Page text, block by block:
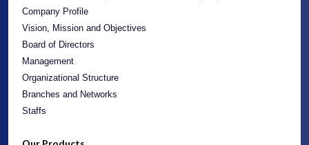
Company Profile
Vision, Mission and Objectives
Board of Directors
Management
Organizational Structure
Branches and Networks
Staffs
Our Products